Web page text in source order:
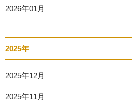
2026年01月
2025年
2025年12月
2025年11月